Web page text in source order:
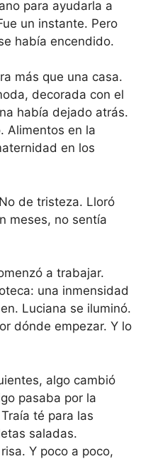
para ayudarla a
un instante. Pero
había encendido.
más que una casa.
decorada con el
había dejado atrás.
Alimentos en la
en los
de tristeza. Lloró
meses, no sentía
a trabajar.
una inmensidad
Luciana se iluminó.
dónde empezar. Y lo
algo cambió
pasaba por la
té para las
saladas.
Y poco a poco,